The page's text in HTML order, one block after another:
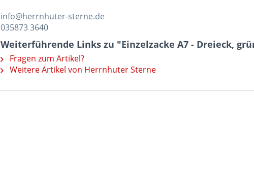
info@herrnhuter-sterne.de
035873 3640
Weiterführende Links zu "Einzelzacke A7 - Dreieck,
Fragen zum Artikel?
Weitere Artikel von Herrnhuter Sterne